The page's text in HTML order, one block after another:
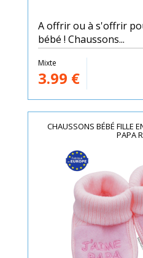
A offrir ou à s'offrir
bébé ! Chaussons...
Mixte
3.99 €
CHAUSSONS BÉBÉ FILLE
PAPA